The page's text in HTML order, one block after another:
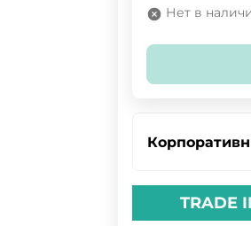
Нет в
TRADE